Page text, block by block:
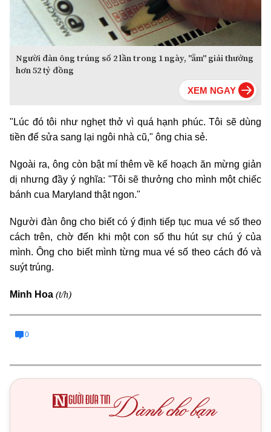
Người đàn ông trúng số 2 lần trong 1 ngày, "ẵm" giải thưởng
hơn 52 tỷ đồng
"Lúc đó tôi như nghẹt thở vì quá hạnh phúc. Tôi sẽ dùng
tiền để sửa sang lại ngôi nhà cũ," ông chia sẻ.
Ngoài ra, ông còn bật mí thêm về kế hoạch ăn mừng giản
dị nhưng đầy ý nghĩa: "Tôi sẽ thưởng cho mình một chiếc
bánh cua Maryland thật ngon."
Người đàn ông cho biết có ý định tiếp tục mua vé số theo
cách trên, chờ đến khi một con số thu hút sự chú ý của
mình. Ông cho biết mình từng mua vé số theo cách đó và
suýt trúng.
Minh Hoa (t/h)
0